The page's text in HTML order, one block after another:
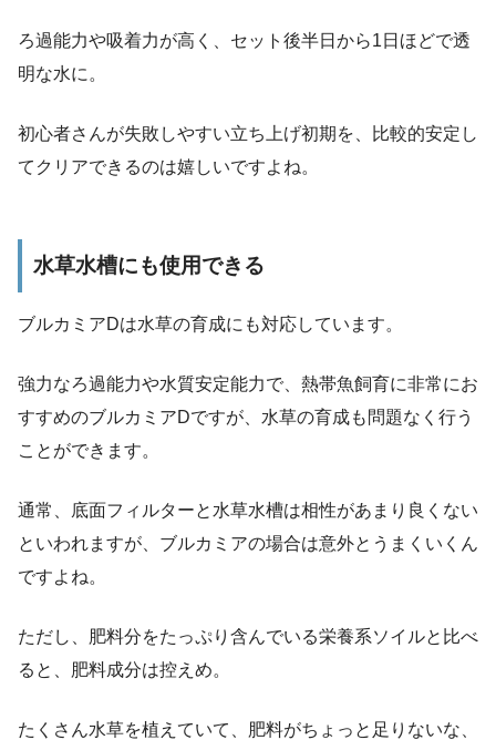
ろ過能力や吸着力が高く、セット後半日から1日ほどで透
明な水に。
初心者さんが失敗しやすい立ち上げ初期を、比較的安定し
てクリアできるのは嬉しいですよね。
水草水槽にも使用できる
ブルカミアDは水草の育成にも対応しています。
強力なろ過能力や水質安定能力で、熱帯魚飼育に非常にお
すすめのブルカミアDですが、水草の育成も問題なく行う
ことができます。
通常、底面フィルターと水草水槽は相性があまり良くない
といわれますが、ブルカミアの場合は意外とうまくいくん
ですよね。
ただし、肥料分をたっぷり含んでいる栄養系ソイルと比べ
ると、肥料成分は控えめ。
たくさん水草を植えていて、肥料がちょっと足りないな、